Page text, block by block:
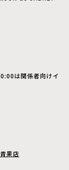
は関係者向けイ
果店